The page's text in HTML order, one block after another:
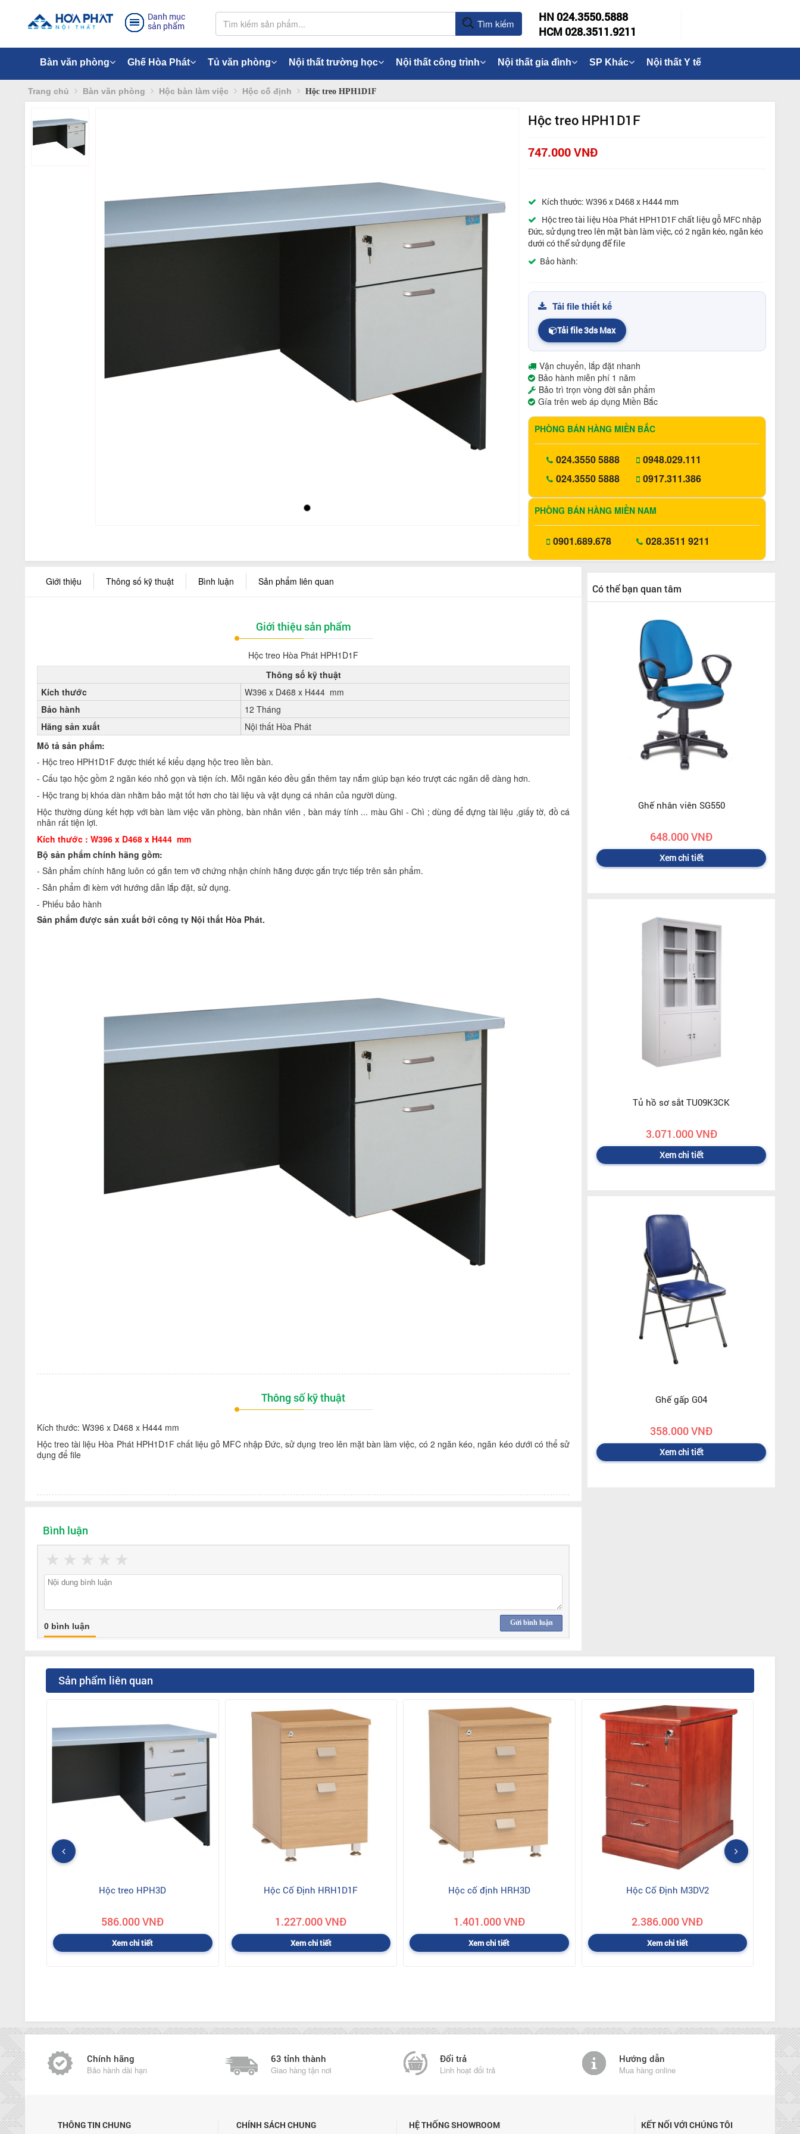
Danh mục
sản phẩm
Tìm kiếm
HN 024.3550.5888
HCM 028.3511.9211
Bàn văn phòng Ghế Hòa Phát Tủ văn phòng Nội thất trường học Nội thất công trình Nội thất gia đình SP Khác Nội thất Y tế
Trang chủ Bàn văn phòng Hộc bàn làm việc Hộc cố định Hộc treo HPH1D1F
Hộc treo HPH1D1F
747.000 VNĐ
Kích thước: W396 x D468 x H444 mm
Hộc treo tài liệu Hòa Phát HPH1D1F chất liệu gỗ MFC nhập
Đức, sử dụng treo lên mặt bàn làm việc, có 2 ngăn kéo, ngăn kéo
dưới có thể sử dụng để file
Bảo hành:
Tải file thiết kế
Tải file 3ds Max
Vận chuyển, lắp đặt nhanh
Bảo hành miễn phí 1 năm
Bảo trì trọn vòng đời sản phẩm
Gía trên web áp dụng Miền Bắc
PHÒNG BÁN HÀNG MIỀN BẮC
024.3550 5888
024.3550 5888
0948.029.111
0917.311.386
PHÒNG BÁN HÀNG MIỀN NAM
0901.689.678 028.3511 9211
Giới thiệu Thông số kỹ thuật Bình luận Sản phẩm liên quan
Giới thiệu sản phẩm
Hộc treo Hòa Phát HPH1D1F
Thông số kỹ thuật
Kích thước
W396 x D468 x H444 mm
Bảo hành
12 Tháng
Hãng sản xuất
Nội thất Hòa Phát
Mô tả sản phẩm:
- Hộc treo HPH1D1F được thiết kế kiểu dạng hộc treo liền bàn.
- Cấu tạo hộc gồm 2 ngăn kéo nhỏ gọn và tiện ích. Mỗi ngăn kéo đều gắn thêm tay nắm giúp bạn kéo trượt các ngăn dễ dàng hơn.
- Hộc trang bị khóa dàn nhằm bảo mật tốt hơn cho tài liệu và vật dụng cá nhân của người dùng.
Hộc thường dùng kết hợp với bàn làm việc văn phòng, bàn nhân viên , bàn máy tính ... màu Ghi - Chì ; dùng để đựng tài liệu ,giấy tờ, đồ cá
nhân rất tiện lợi.
Kích thước : W396 x D468 x H444 mm
Bộ sản phẩm chính hãng gồm:
- Sản phẩm chính hãng luôn có gắn tem vỡ chứng nhận chính hãng được gắn trực tiếp trên sản phẩm.
- Sản phẩm đi kèm với hướng dẫn lắp đặt, sử dụng.
- Phiếu bảo hành
Sản phẩm được sản xuất bởi công ty Nội thất Hòa Phát.
Thông số kỹ thuật
Kích thước: W396 x D468 x H444 mm
Hộc treo tài liệu Hòa Phát HPH1D1F chất liệu gỗ MFC nhập Đức, sử dụng treo lên mặt bàn làm việc, có 2 ngăn kéo, ngăn kéo dưới có thể sử
dụng để file
Bình luận
★
★
★
★
★
Gửi bình luận
0 bình luận
Có thể bạn quan tâm
Ghế nhân viên SG550
648.000 VNĐ
Xem chi tiết
Tủ hồ sơ sắt TU09K3CK
3.071.000 VNĐ
Xem chi tiết
Ghế gấp G04
358.000 VNĐ
Xem chi tiết
Sản phẩm liên quan
Hộc treo HPH3D
586.000 VNĐ
Xem chi tiết
Hộc Cố Định HRH1D1F
1.227.000 VNĐ
Xem chi tiết
Hộc cố định HRH3D
1.401.000 VNĐ
Xem chi tiết
Hộc Cố Định M3DV2
2.386.000 VNĐ
Xem chi tiết
Chính hãng
Bảo hành dài hạn
63 tỉnh thành
Giao hàng tận nơi
Đổi trả
Linh hoạt đổi trả
Hướng dẫn
Mua hàng online
THÔNG TIN CHUNG CHÍNH SÁCH CHUNG HỆ THỐNG SHOWROOM KẾT NỐI VỚI CHÚNG TÔI